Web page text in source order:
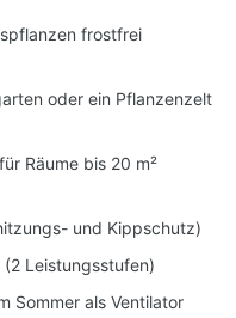
frostfrei
oder ein Pflanzenzelt
Räume bis 20 m²
und Kippschutz)
Leistungsstufen)
Sommer als Ventilator